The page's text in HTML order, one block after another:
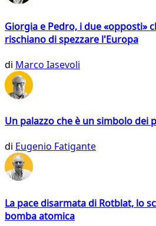
Giorgia e Pedro, i due «opposti»
rischiano di spezzare l'Europa
di Marco Iasevoli
Un palazzo che è un simbolo dei
di Eugenio Fatigante
La pace disarmata di Rotblat, lo
bomba atomica